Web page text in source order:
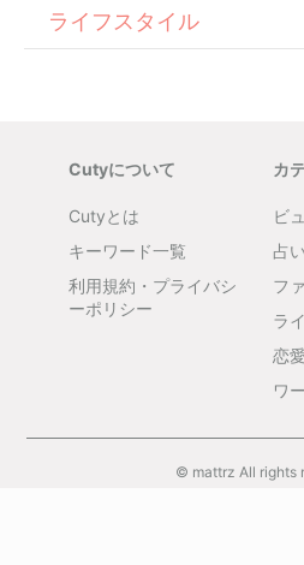
ライフスタイル
Cutyについて
Cutyとは
キーワード一覧
利用規約・プライバシ
ーポリシー
カ
ビ
占い
フ
ラ
恋愛
ワ
© mattrz All rights